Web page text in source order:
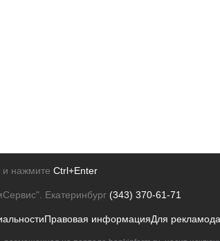
и нажмите Ctrl+Enter
Екатеринбург (343) 370-61-71
Правовая информацияДля